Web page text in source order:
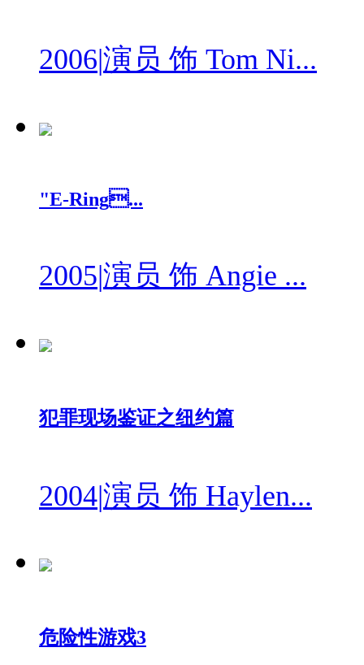
2006|演员 饰 Tom Ni...
"E-Ring...
2005|演员 饰 Angie ...
犯罪现场鉴证之纽约篇
2004|演员 饰 Haylen...
危险性游戏3